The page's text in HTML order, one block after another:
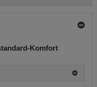
Komfort